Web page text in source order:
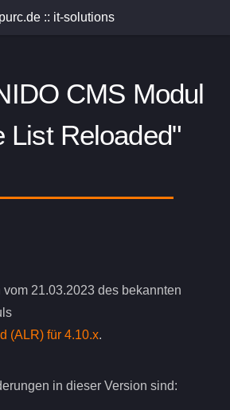
CMS Modul
List Reloaded"
21.03.2023 des bekannten
(ALR) für 4.10.x.
in dieser Version sind:
:: it-solutions